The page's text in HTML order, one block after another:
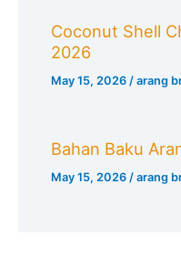
Coconut Shell
2026
May 15, 2026 /arang
Bahan Baku
May 15, 2026 /arang